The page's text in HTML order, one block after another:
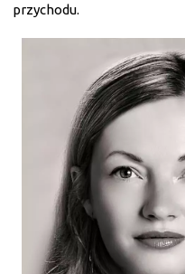
przychodu.